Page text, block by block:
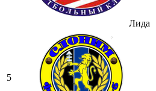
Лида
5